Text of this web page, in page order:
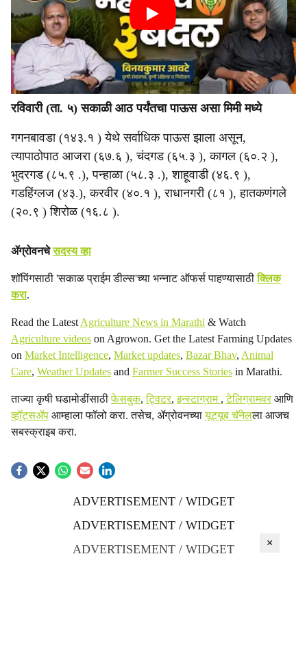
रविवारी (ता. ५) सकाळी आठ पर्यंतचा पाऊस असा मिमी मध्ये
गगनबावडा (१४३.१ ) येथे सर्वाधिक पाऊस झाला असून,
त्यापाठोपाठ आजरा (६७.६ ), चंदगड (६५.३ ), कागल (६०.२ ),
भुदरगड (८५.९ .), पन्हाळा (५८.३ .), शाहूवाडी (४६.९ ),
गडहिंग्लज (४३.), करवीर (४०.१ ), राधानगरी (८१ ), हातकणंगले
(२०.९ ) शिरोळ (१६.८ ).
ॲग्रोवनचेसदस्य व्हा
शॉपिंगसाठी 'सकाळ प्राईम डील्स'च्या भन्नाट ऑफर्स पाहण्यासाठीक्लिक
करा.
Read the Latest Agriculture News in Marathi & Watch
Agriculture videos on Agrowon. Get the Latest Farming Updates
on Market Intelligence, Market updates, Bazar Bhav, Animal
Care, Weather Updates and Farmer Success Stories in Marathi.
ताज्या कृषी घडामोडींसाठीफेसबुक,ट्विटर,इन्स्टाग्राम ,टेलिग्रामवरआणि
व्हॉट्सॲप आम्हाला फॉलो करा. तसेच, ॲग्रोवनच्यायूट्यूब चॅनेलला आजच
सबस्क्राइब करा.
ADVERTISEMENT / WIDGET
ADVERTISEMENT / WIDGET
ADVERTISEMENT / WIDGET
×